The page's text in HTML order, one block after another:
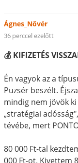
Ágnes_Nővér
36 perccel ezelőtt
💰 KIFIZETÉS
Én vagyok az a
Puzsér beszélt.
mindig nem jövök
„stratégiai
tévébe, mert
80 000 Ft-tal
000 Ft-ot. Kivettem